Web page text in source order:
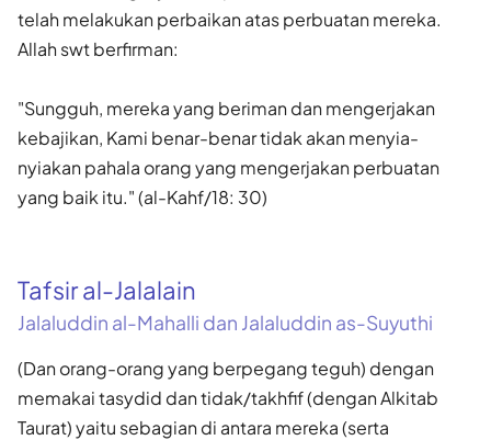
telah melakukan perbaikan atas perbuatan mereka.
Allah swt berfirman:
"Sungguh, mereka yang beriman dan mengerjakan
kebajikan, Kami benar-benar tidak akan menyia-
nyiakan pahala orang yang mengerjakan perbuatan
yang baik itu." (al-Kahf/18: 30)
Tafsir al-Jalalain
Jalaluddin al-Mahalli dan Jalaluddin as-Suyuthi
(Dan orang-orang yang berpegang teguh) dengan
memakai tasydid dan tidak/takhfif (dengan Alkitab
Taurat) yaitu sebagian di antara mereka (serta